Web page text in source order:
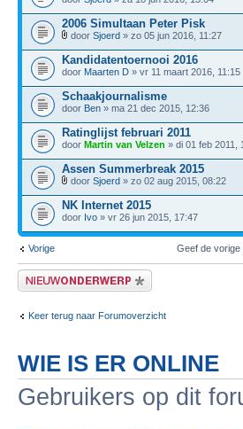
2006 Simultaan Peter Pisk
door Sjoerd » zo 05 jun 2016, 11:27
Kandidatentoernooi 2016
door Maarten D » vr 11 maart 2016, 11:15
Schaakjournalisme
door Ben » ma 21 dec 2015, 12:36
Ratinglijst februari 2011
door Martin van Velzen » di 01 feb 2011,
Assen Summerbreak 2015
door Sjoerd » zo 02 aug 2015, 08:22
NK Internet 2015
door Ivo » vr 26 jun 2015, 17:47
Vorige Geef de vorige
Plaats een nieuw bericht
Keer terug naar Forumoverzicht
WIE IS ER ONLINE
Gebruikers op dit